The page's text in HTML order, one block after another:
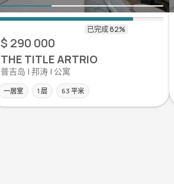
$ 290 000
THE TITLE ARTRIO
普吉岛 | 邦涛 | 公寓
一居室 1 层 63 平米